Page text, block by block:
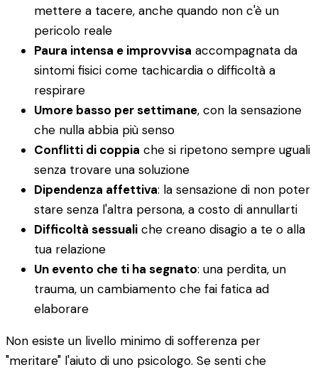
mettere a tacere, anche quando non c'è un
pericolo reale
Paura intensa e improvvisa accompagnata da
sintomi fisici come tachicardia o difficoltà a
respirare
Umore basso per settimane, con la sensazione
che nulla abbia più senso
Conflitti di coppia che si ripetono sempre uguali
senza trovare una soluzione
Dipendenza affettiva: la sensazione di non poter
stare senza l'altra persona, a costo di annullarti
Difficoltà sessuali che creano disagio a te o alla
tua relazione
Un evento che ti ha segnato: una perdita, un
trauma, un cambiamento che fai fatica ad
elaborare
Non esiste un livello minimo di sofferenza per
"meritare" l'aiuto di uno psicologo. Se senti che